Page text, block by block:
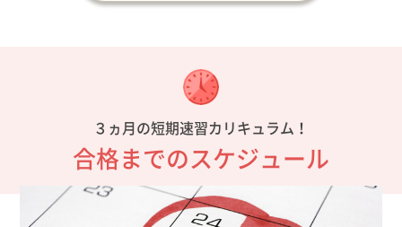
３ヵ月の短期速習カリキュラム！
合格までのスケジュール